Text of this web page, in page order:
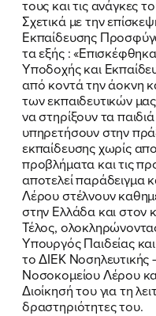
ΝΕΑ
ΕΛΑ ΚΙ
FB IN TW
τους και τις ανάγκες
Σχετικά με την
Εκπαίδευσης
τα εξής :
Υποδοχής και
από κοντά την άοκνη
των εκπαιδευτικών
να στηρίξουν τα
υπηρετήσουν στην
εκπαίδευσης χωρίς
προβλήματα και τις
αποτελεί παράδειγμα
Λέρου στέλνουν
στην Ελλάδα και στον
Τέλος,
Υπουργός Παιδείας
το ΔΙΕΚ Νοσηλευτικής
Νοσοκομείου Λέρου
Διοίκησή του για τη
δραστηριότητες του.